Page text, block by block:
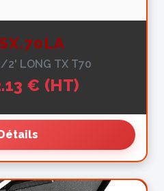
2' LONG TX T70
€ (HT)